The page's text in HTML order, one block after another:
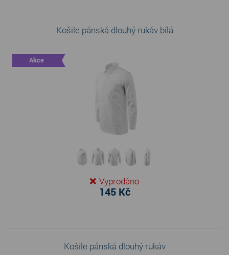
Košile pánská dlouhý rukáv bílá
Akce
Vyprodáno
145 Kč
Košile pánská dlouhý rukáv